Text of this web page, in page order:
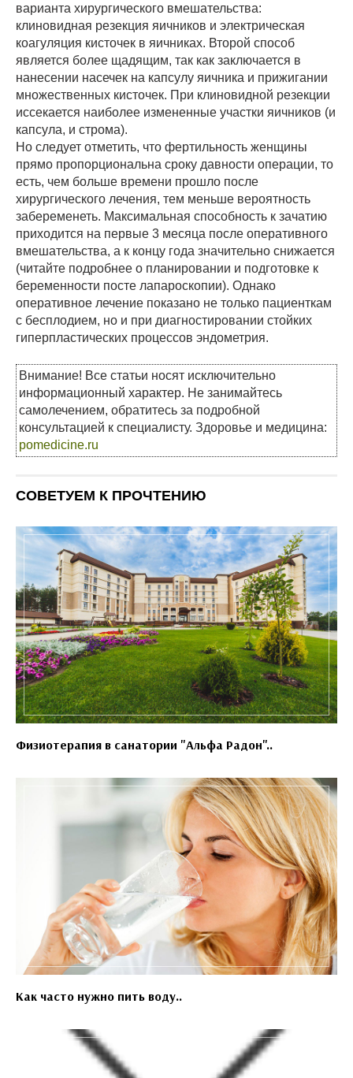
варианта хирургического вмешательства:
клиновидная резекция яичников и электрическая
коагуляция кисточек в яичниках. Второй способ
является более щадящим, так как заключается в
нанесении насечек на капсулу яичника и прижигании
множественных кисточек. При клиновидной резекции
иссекается наиболее измененные участки яичников (и
капсула, и строма).
Но следует отметить, что фертильность женщины
прямо пропорциональна сроку давности операции, то
есть, чем больше времени прошло после
хирургического лечения, тем меньше вероятность
забеременеть. Максимальная способность к зачатию
приходится на первые 3 месяца после оперативного
вмешательства, а к концу года значительно снижается
(читайте подробнее о планировании и подготовке к
беременности посте лапароскопии). Однако
оперативное лечение показано не только пациенткам
с бесплодием, но и при диагностировании стойких
гиперпластических процессов эндометрия.
Внимание! Все статьи носят исключительно
информационный характер. Не занимайтесь
самолечением, обратитесь за подробной
консультацией к специалисту. Здоровье и медицина:
pomedicine.ru
СОВЕТУЕМ К ПРОЧТЕНИЮ
Физиотерапия в санатории "Альфа Радон"..
Как часто нужно пить воду..